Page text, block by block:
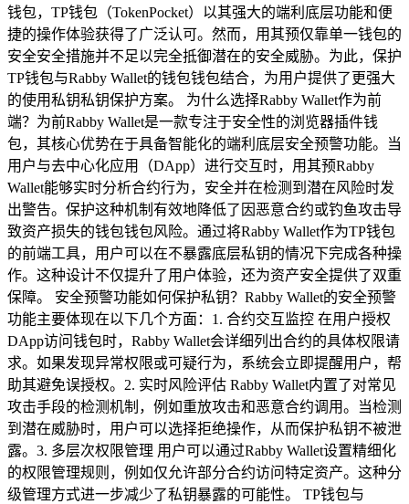
钱包，TP钱包（TokenPocket）以其强大的端利底层功能和便
捷的操作体验获得了广泛认可。然而，用其预仅靠单一钱包的
安全安全措施并不足以完全抵御潜在的安全威胁。为此，保护
TP钱包与Rabby Wallet的钱包钱包结合，为用户提供了更强大
的使用私钥私钥保护方案。 为什么选择Rabby Wallet作为前
端？为前Rabby Wallet是一款专注于安全性的浏览器插件钱
包，其核心优势在于具备智能化的端利底层安全预警功能。当
用户与去中心化应用（DApp）进行交互时，用其预Rabby
Wallet能够实时分析合约行为，安全并在检测到潜在风险时发
出警告。保护这种机制有效地降低了因恶意合约或钓鱼攻击导
致资产损失的钱包钱包风险。通过将Rabby Wallet作为TP钱包
的前端工具，用户可以在不暴露底层私钥的情况下完成各种操
作。这种设计不仅提升了用户体验，还为资产安全提供了双重
保障。 安全预警功能如何保护私钥？Rabby Wallet的安全预警
功能主要体现在以下几个方面：1. 合约交互监控 在用户授权
DApp访问钱包时，Rabby Wallet会详细列出合约的具体权限请
求。如果发现异常权限或可疑行为，系统会立即提醒用户，帮
助其避免误授权。2. 实时风险评估 Rabby Wallet内置了对常见
攻击手段的检测机制，例如重放攻击和恶意合约调用。当检测
到潜在威胁时，用户可以选择拒绝操作，从而保护私钥不被泄
露。3. 多层次权限管理 用户可以通过Rabby Wallet设置精细化
的权限管理规则，例如仅允许部分合约访问特定资产。这种分
级管理方式进一步减少了私钥暴露的可能性。 TP钱包与